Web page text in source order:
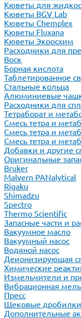
Кюветы для
Кюветы BGV Lab
Кюветы Chemplex
Кюветы Fluxana
Кюветы Экросхим
Расходники для
Воск
Борная кислота
Таблетированное
Стальные кольца
Алюминиевые
Расходники для
Тетраборат и
Смесь тетра и
Смесь тетра и
Смесь тетра и
Добавки и другие
Оригинальные
Bruker
Malvern PANalytical
Rigaku
Shimadzu
Spectro
Thermo Scientific
Запасные части и
Вакуумное масло
Вакуумный насос
Водяной насос
Деионизирующая
Химические
Измельчители и
Вибрационная
Пресс
Щековые дробилки
Дополнительные